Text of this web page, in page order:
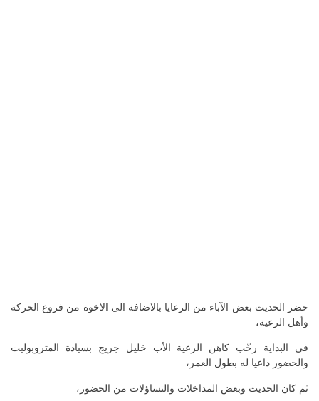
حضر الحديث بعض الآباء من الرعايا بالاضافة الى الاخوة من فروع الحركة
وأهل الرعية،
في البداية رحّب كاهن الرعية الأب خليل جريج بسيادة المتروبوليت
والحضور داعيا له بطول العمر،
ثم كان الحديث وبعض المداخلات والتساؤلات من الحضور،